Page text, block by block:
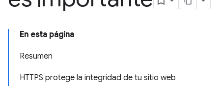
En esta página
Resumen
HTTPS protege la integridad de tu sitio web